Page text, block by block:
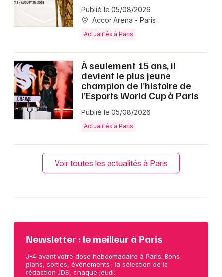
Publié le 05/08/2026
Accor Arena - Paris
Actualités à Paris
À seulement 15 ans, il
devient le plus jeune
champion de l’histoire de
l’Esports World Cup à Paris
Publié le 05/08/2026
Actualités à Paris
Voir toutes les actualités à Paris
Newsletter : le meilleur à Paris
J-4 avant votre dose hebdomadaire à Paris. Bons
plans, sorties, événements : la sélection de la
rédaction JDS, chaque jeudi.